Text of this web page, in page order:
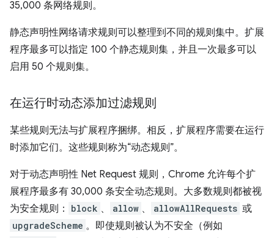
35,000 条网络规则。
静态声明性网络请求规则可以整理到不同的规则集中。扩展
程序最多可以指定 100 个静态规则集，并且一次最多可以
启用 50 个规则集。
在运行时动态添加过滤规则
某些规则无法与扩展程序捆绑。相反，扩展程序需要在运行
时添加它们。这些规则称为“动态规则”。
对于动态声明性 Net Request 规则，Chrome 允许每个扩
展程序最多有 30,000 条安全动态规则。大多数规则都被视
为安全规则：
block 、 allow 、 allowAllRequests 或
upgradeScheme 。即使规则被认为不安全（例如